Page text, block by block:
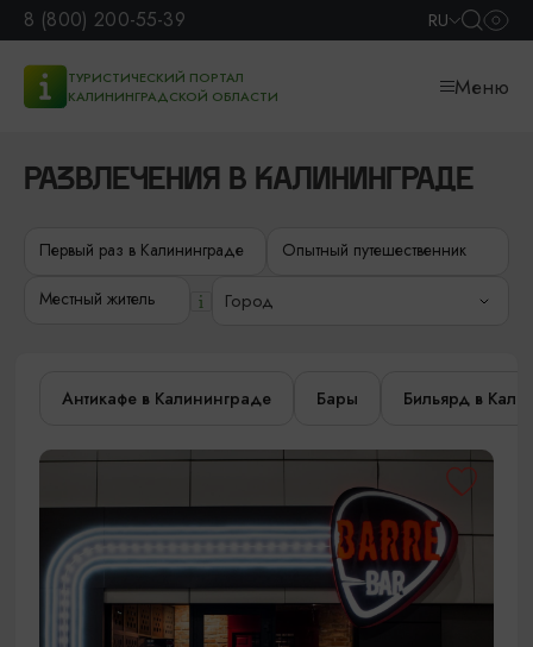
8 (800) 200-55-39 RU
ТУРИСТИЧЕСКИЙ ПОРТАЛ
КАЛИНИНГРАДСКОЙ ОБЛАСТИ
Меню
РАЗВЛЕЧЕНИЯ В КАЛИНИНГРАДЕ
Первый раз в Калининграде Опытный путешественник
Местный житель Город
Антикафе в Калининграде Бары Бильярд в